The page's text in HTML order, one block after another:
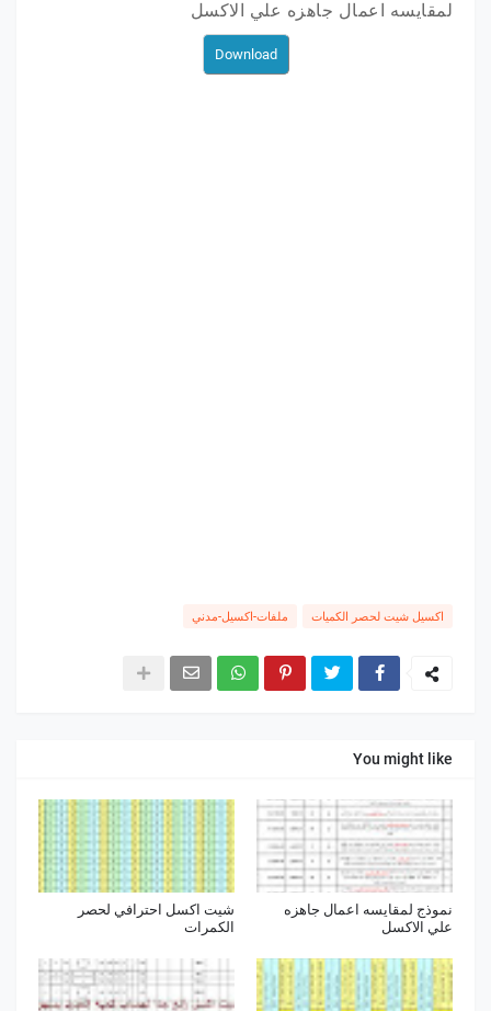
لمقايسه اعمال جاهزه علي الاكسل
اكسيل شيت لحصر الكميات ملفات-اكسيل-مدني
You might like
نموذج لمقايسه اعمال جاهزه
علي الاكسل
شيت اكسل احترافي لحصر
الكمرات